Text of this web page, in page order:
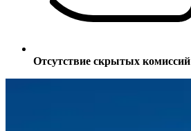
Отсутствие скрытых комиссий